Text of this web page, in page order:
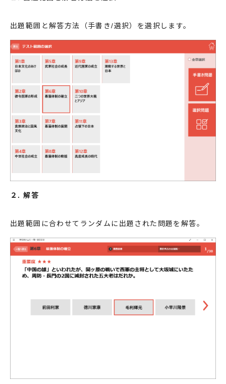
出題範囲と解答方法（手書き/選択）を選択します。
２. 解答
出題範囲に合わせてランダムに出題された問題を解答。